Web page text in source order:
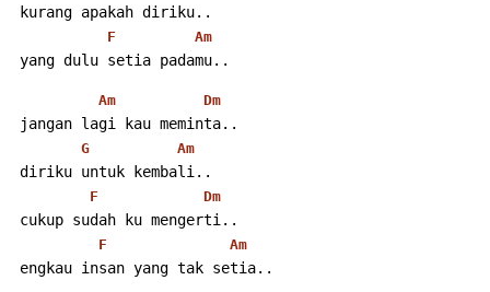
kurang apakah diriku..
F Am
yang dulu setia padamu..
Am Dm
jangan lagi kau meminta..
G Am
diriku untuk kembali..
F Dm
cukup sudah ku mengerti..
F Am
engkau insan yang tak setia..